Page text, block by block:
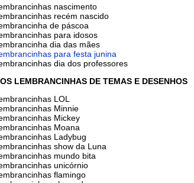
nascimento
recém nascido
de páscoa
para idosos
dia das mães
para festa junina
dia dos professores
LEMBRANCINHAS DE TEMAS E DESENHOS
LOL
Minnie
Mickey
Moana
Ladybug
show da Luna
mundo bita
unicórnio
flamingo